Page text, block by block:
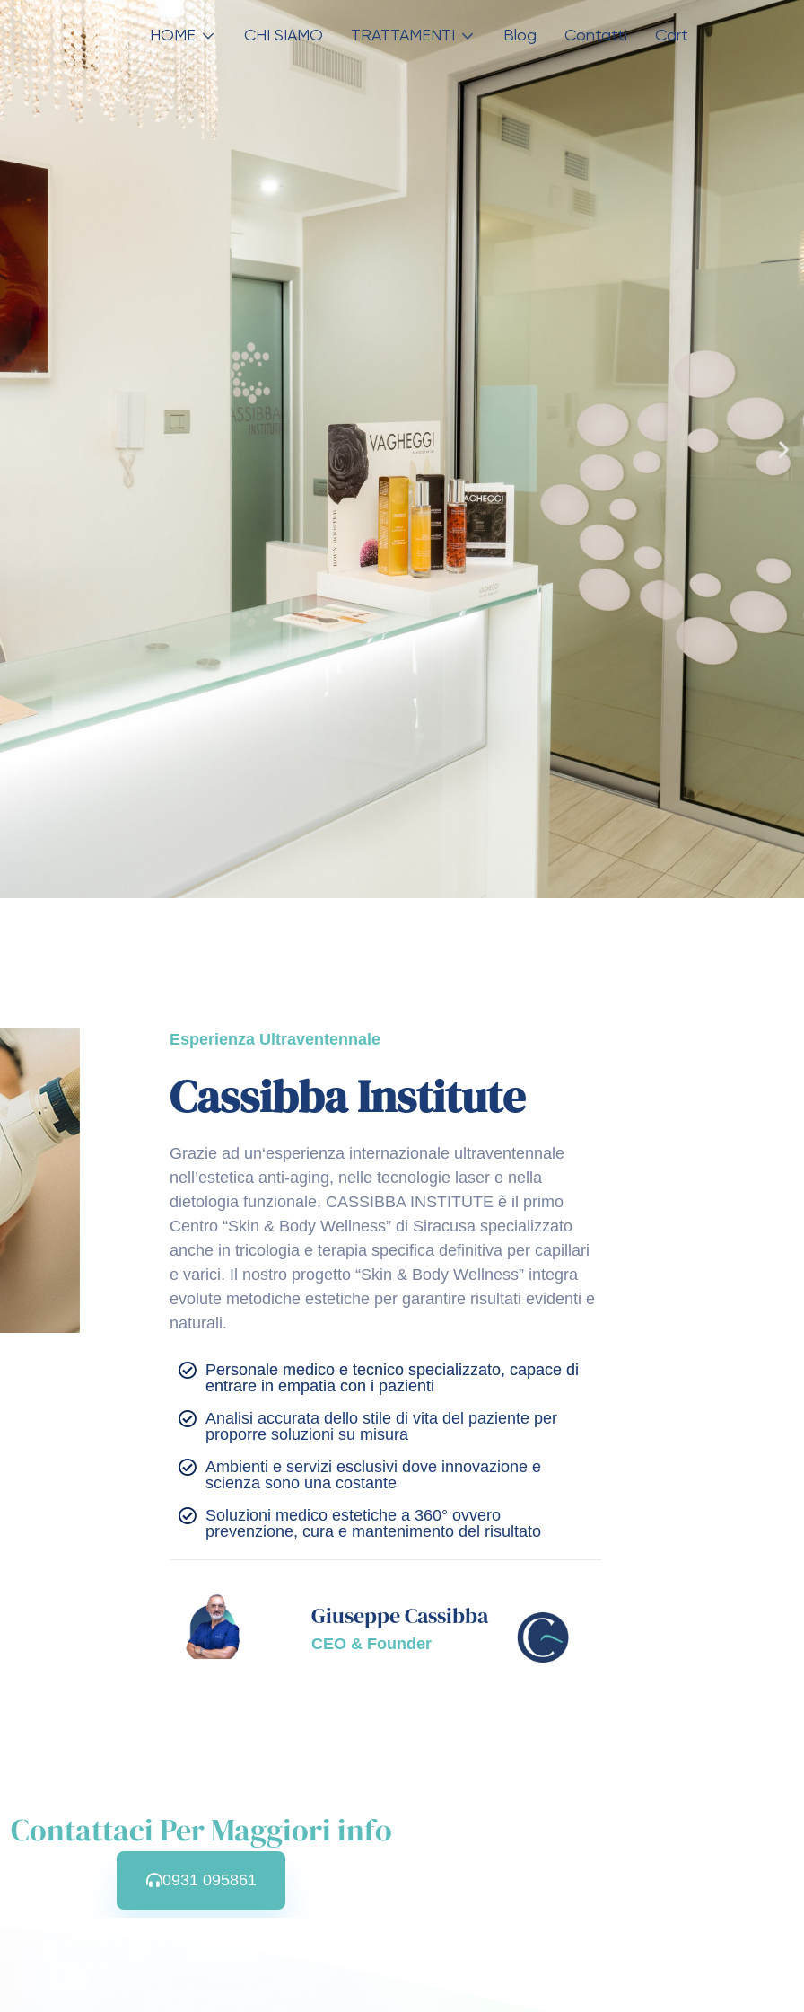
HOME CHI SIAMO TRATTAMENTI Blog Contatti Cart
Esperienza Ultraventennale
Cassibba Institute
Grazie ad un‘esperienza internazionale ultraventennale
nell’estetica anti-aging, nelle tecnologie laser e nella
dietologia funzionale, CASSIBBA INSTITUTE è il primo
Centro “Skin & Body Wellness” di Siracusa specializzato
anche in tricologia e terapia specifica definitiva per capillari
e varici. Il nostro progetto “Skin & Body Wellness” integra
evolute metodiche estetiche per garantire risultati evidenti e
naturali.
Personale medico e tecnico specializzato, capace di
entrare in empatia con i pazienti
Analisi accurata dello stile di vita del paziente per
proporre soluzioni su misura
Ambienti e servizi esclusivi dove innovazione e
scienza sono una costante
Soluzioni medico estetiche a 360° ovvero
prevenzione, cura e mantenimento del risultato
Giuseppe Cassibba
CEO & Founder
Contattaci Per Maggiori info
0931 095861